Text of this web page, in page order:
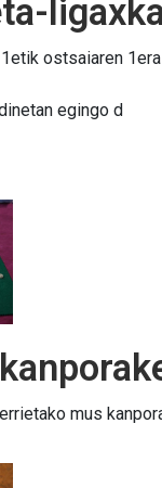
ostsaiaren
egingo d
mus